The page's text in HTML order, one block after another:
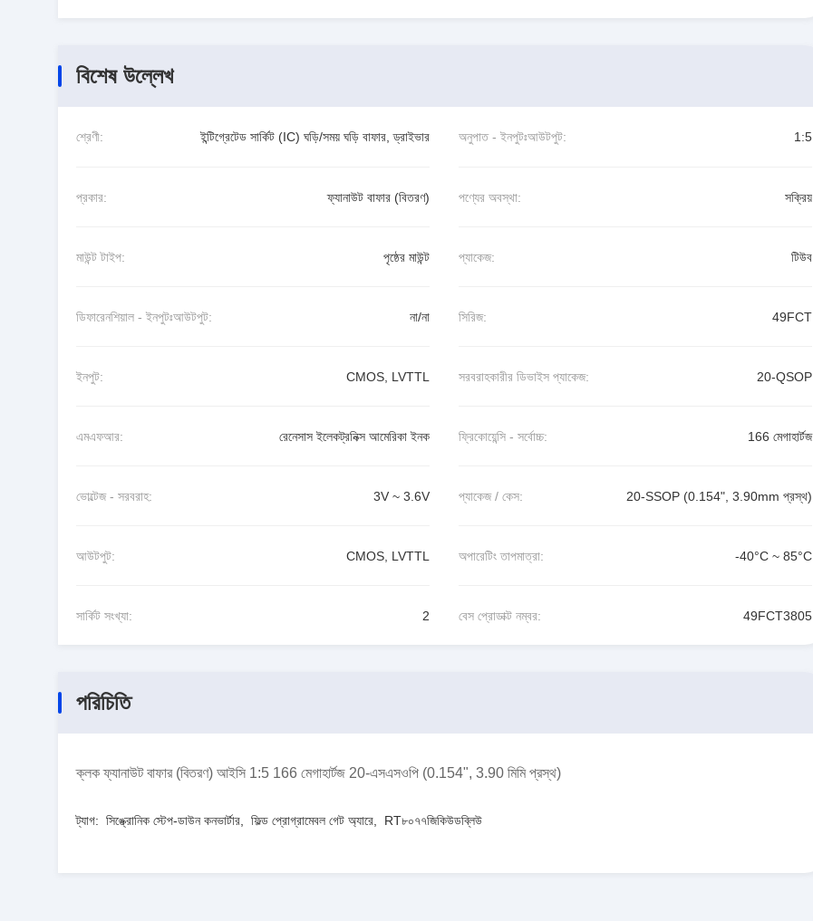
বিশেষ উল্লেখ
শ্রেণী: ইন্টিগ্রেটেড সার্কিট (IC) ঘড়ি/সময় ঘড়ি বাফার, ড্রাইভার অনুপাত - ইনপুটঃআউটপুট: 1:5
প্রকার: ফ্যানাউট বাফার (বিতরণ) পণ্যের অবস্থা: সক্রিয়
মাউন্ট টাইপ: পৃষ্ঠের মাউন্ট প্যাকেজ: টিউব
ডিফারেনশিয়াল - ইনপুটঃআউটপুট: না/না সিরিজ: 49FCT
ইনপুট: CMOS, LVTTL সরবরাহকারীর ডিভাইস প্যাকেজ: 20-QSOP
এমএফআর: রেনেসাস ইলেকট্রনিক্স আমেরিকা ইনক ফ্রিকোয়েন্সি - সর্বোচ্চ: 166 মেগাহার্টজ
ভোল্টেজ - সরবরাহ: 3V ~ 3.6V প্যাকেজ / কেস: 20-SSOP (0.154", 3.90mm প্রস্থ)
আউটপুট: CMOS, LVTTL অপারেটিং তাপমাত্রা: -40°C ~ 85°C
সার্কিট সংখ্যা: 2 বেস প্রোডাক্ট নম্বর: 49FCT3805
পরিচিতি
ক্লক ফ্যানাউট বাফার (বিতরণ) আইসি 1:5 166 মেগাহার্টজ 20-এসএসওপি (0.154", 3.90 মিমি প্রস্থ)
ট্যাগ: সিঙ্ক্রোনিক স্টেপ-ডাউন কনভার্টার ফিল্ড প্রোগ্রামেবল গেট অ্যারে RT৮০৭৭জিকিউডব্লিউ